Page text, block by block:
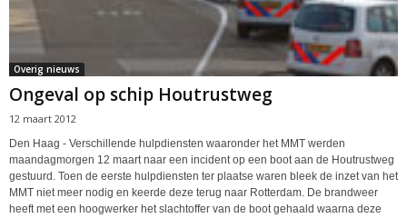
Overig nieuws
Ongeval op schip Houtrustweg
12 maart 2012
Den Haag - Verschillende hulpdiensten waaronder het MMT werden
maandagmorgen 12 maart naar een incident op een boot aan de Houtrustweg
gestuurd. Toen de eerste hulpdiensten ter plaatse waren bleek de inzet van het
MMT niet meer nodig en keerde deze terug naar Rotterdam. De brandweer
heeft met een hoogwerker het slachtoffer van de boot gehaald waarna deze